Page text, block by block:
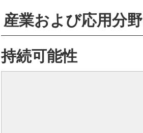
産業および応用分野
持続可能性